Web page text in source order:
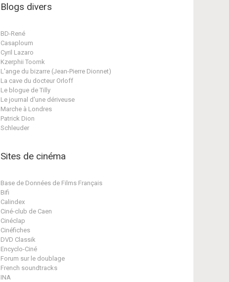
Blogs divers
BD-René
Casaploum
Cyril Lazaro
Kzerphii Toomk
L'ange du bizarre (Jean-Pierre Dionnet)
La cave du docteur Orloff
Le blogue de Tilly
Le journal d'une dériveuse
Marche à Londres
Patrick Dion
Schleuder
Sites de cinéma
Base de Données de Films Français
Bifi
Calindex
Ciné-club de Caen
Cinéclap
Cinéfiches
DVD Classik
Encyclo-Ciné
Forum sur le doublage
French soundtracks
INA